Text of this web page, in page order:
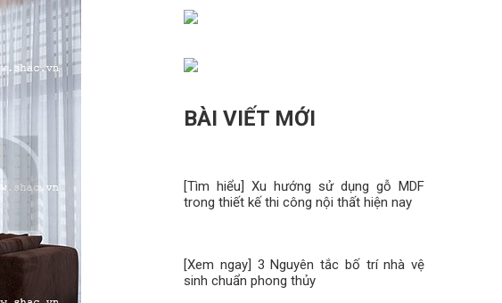
BÀI VIẾT MỚI
[Tìm hiểu] Xu hướng sử dụng gỗ MDF
trong thiết kế thi công nội thất hiện nay
[Xem ngay] 3 Nguyên tắc bố trí nhà vệ
sinh chuẩn phong thủy